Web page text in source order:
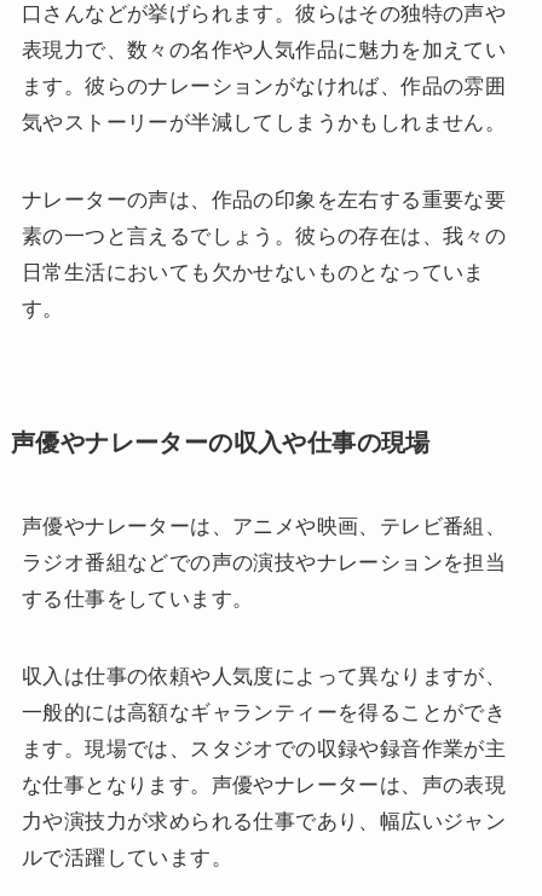
口さんなどが挙げられます。彼らはその独特の声や
表現力で、数々の名作や人気作品に魅力を加えてい
ます。彼らのナレーションがなければ、作品の雰囲
気やストーリーが半減してしまうかもしれません。
ナレーターの声は、作品の印象を左右する重要な要
素の一つと言えるでしょう。彼らの存在は、我々の
日常生活においても欠かせないものとなっていま
す。
声優やナレーターの収入や仕事の現場
声優やナレーターは、アニメや映画、テレビ番組、
ラジオ番組などでの声の演技やナレーションを担当
する仕事をしています。
収入は仕事の依頼や人気度によって異なりますが、
一般的には高額なギャランティーを得ることができ
ます。現場では、スタジオでの収録や録音作業が主
な仕事となります。声優やナレーターは、声の表現
力や演技力が求められる仕事であり、幅広いジャン
ルで活躍しています。